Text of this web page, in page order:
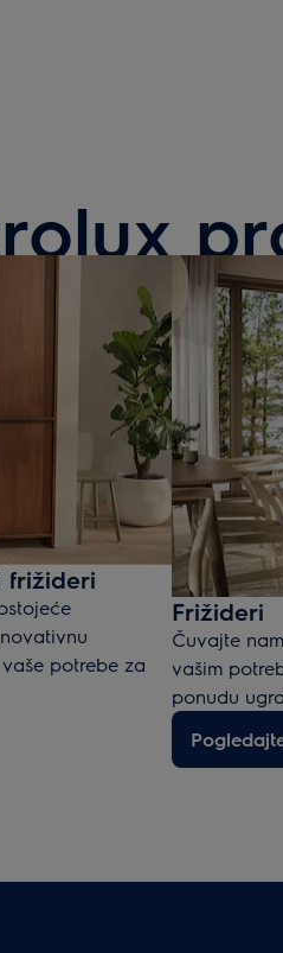
frižideri
potrebe za
Frižideri
Čuvajte
vašim
ponudu